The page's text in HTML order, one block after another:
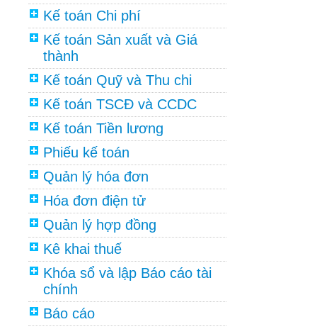
Kế toán Chi phí
Kế toán Sản xuất và Giá
thành
Kế toán Quỹ và Thu chi
Kế toán TSCĐ và CCDC
Kế toán Tiền lương
Phiếu kế toán
Quản lý hóa đơn
Hóa đơn điện tử
Quản lý hợp đồng
Kê khai thuế
Khóa sổ và lập Báo cáo tài
chính
Báo cáo